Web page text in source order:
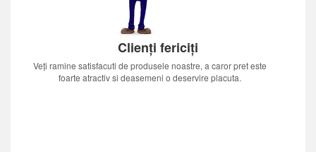
Clienți fericiți
Veți ramine satisfacuti de produsele noastre, a caror pret este
foarte atractiv si deasemeni o deservire placuta.